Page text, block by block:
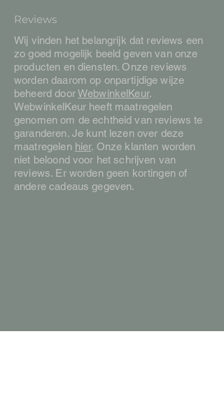
Reviews
Wij vinden het belangrijk dat reviews een
zo goed mogelijk beeld geven van onze
producten en diensten. Onze reviews
worden daarom op onpartijdige wijze
beheerd doorWebwinkelKeur.
WebwinkelKeur heeft maatregelen
genomen om de echtheid van reviews te
garanderen. Je kunt lezen over deze
maatregelen hier. Onze klanten worden
niet beloond voor het schrijven van
reviews. Er worden geen kortingen of
andere cadeaus gegeven.